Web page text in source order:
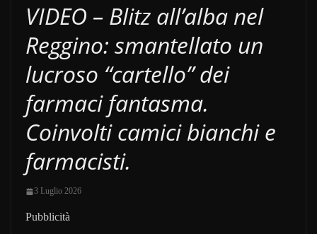
VIDEO – Blitz all’alba nel
Reggino: smantellato un
lucroso “cartello” dei
farmaci fantasma.
Coinvolti camici bianchi e
farmacisti.
3 Luglio 2026
Pubblicità